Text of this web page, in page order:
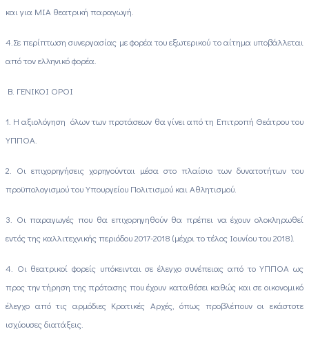
και για ΜΙΑ θεατρική παραγωγή.
4. Σε περίπτωση συνεργασίας με φορέα του εξωτερικού το αίτημα υποβάλλεται
από τον ελληνικό φορέα.
Β. ΓΕΝΙΚΟΙ ΟΡΟΙ
1. Η αξιολόγηση όλων των προτάσεων θα γίνει από τη Επιτροπή Θεάτρου του
ΥΠΠΟΑ.
2. Οι επιχορηγήσεις χορηγούνται μέσα στο πλαίσιο των δυνατοτήτων του
προϋπολογισμού του Υπουργείου Πολιτισμού και Αθλητισμού.
3. Οι παραγωγές που θα επιχορηγηθούν θα πρέπει να έχουν ολοκληρωθεί
εντός της καλλιτεχνικής περιόδου 2017-2018 (μέχρι το τέλος Ιουνίου του 2018).
4. Οι θεατρικοί φορείς υπόκεινται σε έλεγχο συνέπειας από το ΥΠΠΟΑ ως
προς την τήρηση της πρότασης που έχουν καταθέσει καθώς και σε οικονομικό
έλεγχο από τις αρμόδιες Κρατικές Αρχές, όπως προβλέπουν οι εκάστοτε
ισχύουσες διατάξεις.